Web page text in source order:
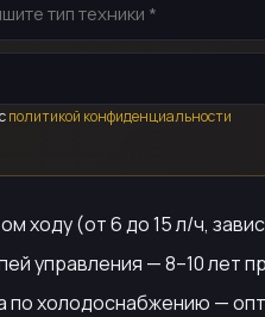
политикой конфиденциальности
ходу (от 6 до 15 л/ч,
управления — 8–10 лет
по холодоснабжению —